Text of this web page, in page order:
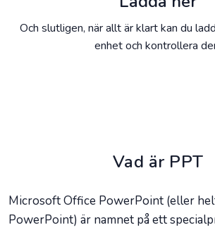
Och slutligen, när allt är klart kan du
enhet och kontrollera
Vad är PPT
Microsoft Office PowerPoint (eller
PowerPoint) är namnet på ett